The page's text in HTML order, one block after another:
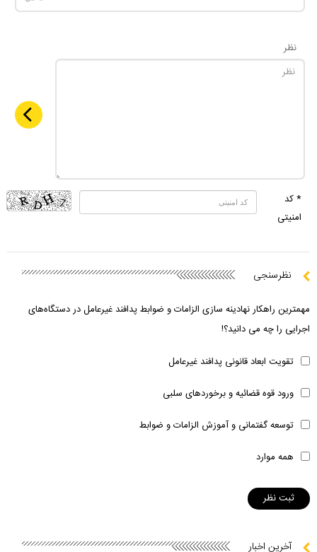
نظر
* کد
امنیتی
نظرسنجی
مهمترین راهکار نهادینه سازی الزامات و ضوابط پدافند غیرعامل در دستگاه‌های
اجرایی را چه می دانید؟!
تقویت ابعاد قانونی پدافند غیرعامل
ورود قوه قضائیه و برخوردهای سلبی
توسعه گفتمانی و آموزش الزامات و ضوابط
همه موارد
آخرین اخبار